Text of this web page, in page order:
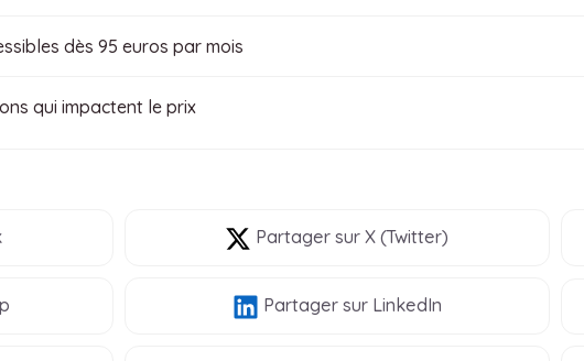
dès 95 euros par mois
qui impactent le prix
Partager sur X (Twitter)
Partagersur LinkedIn